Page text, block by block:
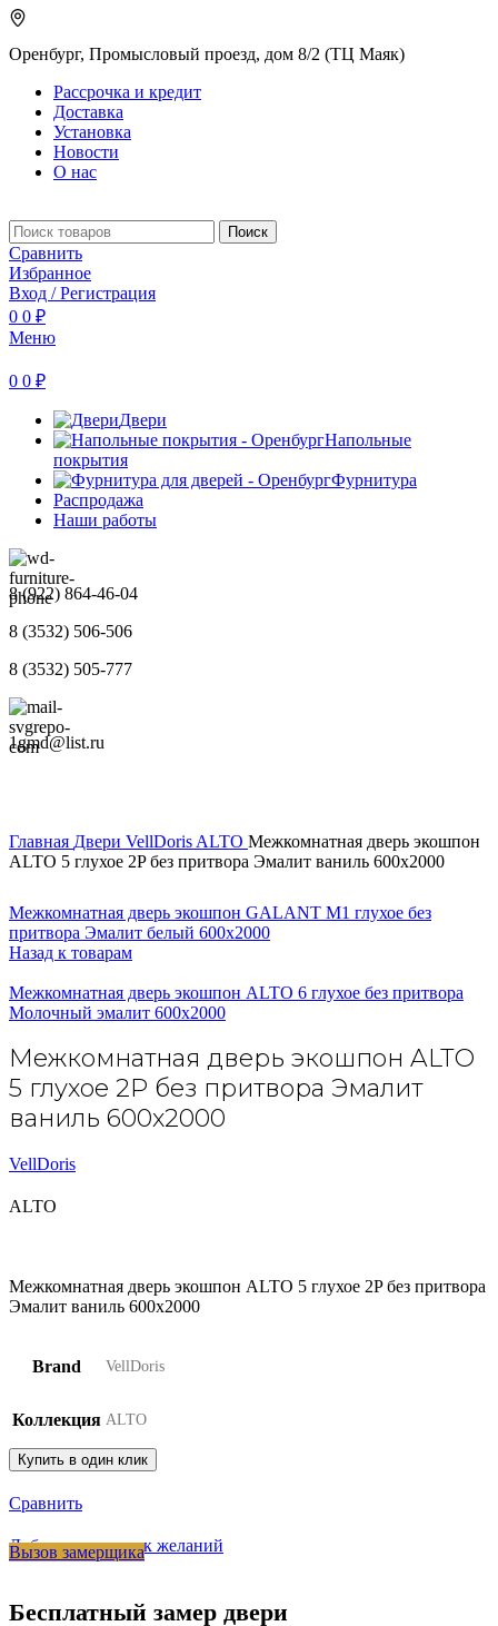
Оренбург, Промысловый проезд, дом 8/2 (ТЦ Маяк)
Рассрочка и кредит
Доставка
Установка
Новости
О нас
Поиск
Сравнить
Избранное
Вход / Регистрация
0 0 ₽
Меню
0 0 ₽
Двери
Напольные
покрытия
Фурнитура
Распродажа
Наши работы
8 (922) 864-46-04
8 (3532) 506-506
8 (3532) 505-777
1gmd@list.ru
Главная Двери VellDoris ALTO Межкомнатная дверь экошпон
ALTO 5 глухое 2P без притвора Эмалит ваниль 600х2000
Межкомнатная дверь экошпон GALANT M1 глухое без
притвора Эмалит белый 600х2000
Назад к товарам
Межкомнатная дверь экошпон ALTO 6 глухое без притвора
Молочный эмалит 600х2000
Межкомнатная дверь экошпон ALTO
5 глухое 2P без притвора Эмалит
ваниль 600х2000
VellDoris
ALTO
Межкомнатная дверь экошпон ALTO 5 глухое 2P без притвора
Эмалит ваниль 600х2000
Brand VellDoris
Коллекция ALTO
Купить в один клик
Сравнить
Добавить в список желаний
Вызов замерщика
Бесплатный замер двери